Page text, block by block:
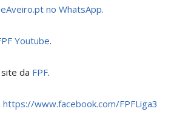
no WhatsApp.
Youtube.
da FPF.
https://www.facebook.com/FPFLiga3